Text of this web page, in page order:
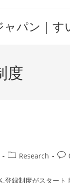
パン｜
度
PostResearch
Post
登録制度がスター